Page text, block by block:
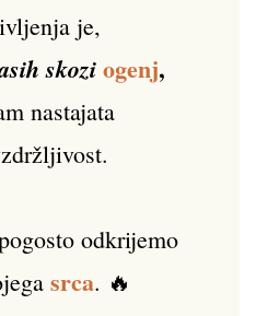
je,
skoziogenj,
nastajata
odkrijemo
srca. 🔥